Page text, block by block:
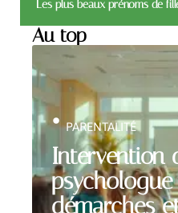
Les plus beaux prénoms de
Au top
Intervention
démarches
PARENTALITÉ